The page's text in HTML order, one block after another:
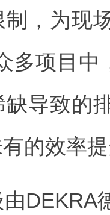
，为现
多项目
导致的
的效率